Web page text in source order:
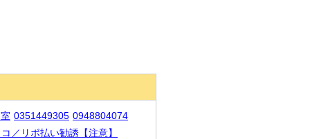
0351449305 0948804074
／リボ払い勧誘【注意】